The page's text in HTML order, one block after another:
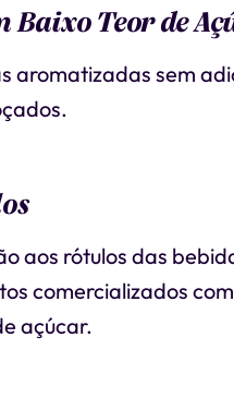
Baixo Teor de
aromatizadas sem
aos rótulos das
comercializados
açúcar.